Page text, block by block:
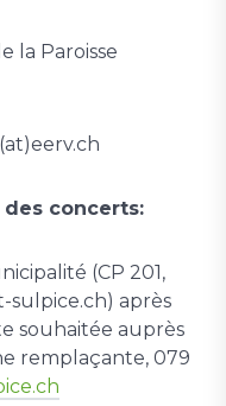
la Paroisse
concerts:
(CP 201,
sulpice.ch) après
souhaitée auprès
remplaçante, 079